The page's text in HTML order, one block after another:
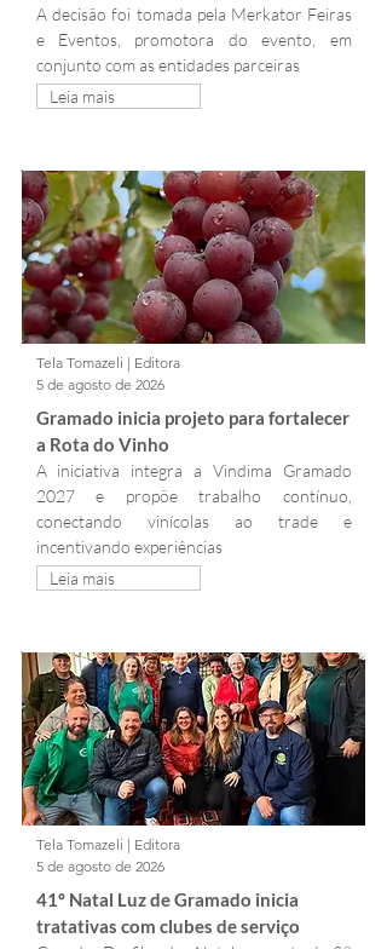
A decisão foi tomada pela Merkator Feiras
e Eventos, promotora do evento, em
conjunto com as entidades parceiras
Leia mais
Tela Tomazeli | Editora
5 de agosto de 2026
Gramado inicia projeto para fortalecer
a Rota do Vinho
A iniciativa integra a Vindima Gramado
2027 e propõe trabalho contínuo,
conectando vinícolas ao trade e
incentivando experiências
Leia mais
Tela Tomazeli | Editora
5 de agosto de 2026
41º Natal Luz de Gramado inicia
tratativas com clubes de serviço